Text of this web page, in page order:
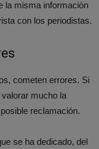
la misma información
con los periodistas.
cometen errores. Si
mucho la
reclamación.
se ha dedicado, del